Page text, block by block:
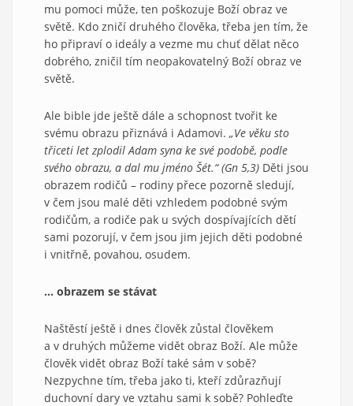
mu pomoci může, ten poškozuje Boží obraz ve
světě. Kdo zničí druhého člověka, třeba jen tím, že
ho připraví o ideály a vezme mu chuť dělat něco
dobrého, zničil tím neopakovatelný Boží obraz ve
světě.
Ale bible jde ještě dále a schopnost tvořit ke
svému obrazu přiznává i Adamovi. „Ve věku sto
třiceti let zplodil Adam syna ke své podobě, podle
svého obrazu, a dal mu jméno Šét.“ (Gn 5,3) Děti jsou
obrazem rodičů – rodiny přece pozorně sledují,
v čem jsou malé děti vzhledem podobné svým
rodičům, a rodiče pak u svých dospívajících dětí
sami pozorují, v čem jsou jim jejich děti podobné
i vnitřně, povahou, osudem.
… obrazem se stávat
Naštěstí ještě i dnes člověk zůstal člověkem
a v druhých můžeme vidět obraz Boží. Ale může
člověk vidět obraz Boží také sám v sobě?
Nezpychne tím, třeba jako ti, kteří zdůrazňují
duchovní dary ve vztahu sami k sobě? Pohleďte